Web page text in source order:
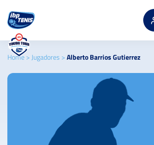
Home> Jugadores >Alberto Barrios Gutierrez